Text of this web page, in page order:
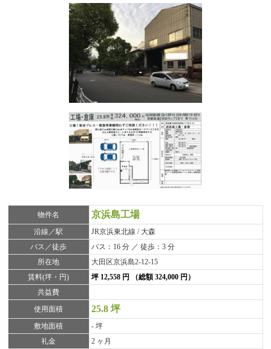
物件名 京浜島工場
沿線／駅
JR京浜東北線 / 大森
バス／徒歩
バス：16 分 ／ 徒歩：3 分
所在地
大田区京浜島2-12-15
賃料(坪・円)
坪 12,558 円 （総額 324,000 円）
共益費
使用面積
25.8 坪
敷地面積
- 坪
礼金
2 ヶ月